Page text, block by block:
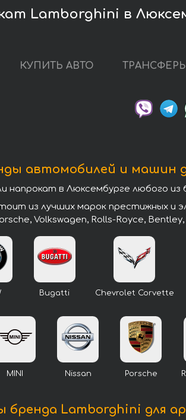
Lamborghini в
КУПИТЬ АВТО ТРАНСФЕРЫ
автомобилей и машин
в Люксембурге любого из
из лучших марок престижных и
Volkswagen, Rolls-Royce, Bentley,
Bugatti Chevrolet Corvette
MINI Nissan Porsche
Lamborghini для